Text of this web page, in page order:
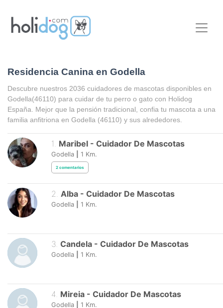
Residencia Canina en Godella
Descubre nuestros 2036 cuidadores de mascotas disponibles en
Godella(46110) para cuidar de tu perro o gato con Holidog
España. Mejor que la pensión tradicional, confia tu mascota a una
familia anfitriona en Godella (46110) y sus alrededores.
1 Maribel - Cuidador De Mascotas
Godella 1 Km.
2 comentarios
2. Alba - Cuidador De Mascotas
Godella 1 Km.
3. Candela - Cuidador De Mascotas
Godella 1 Km.
4. Mireia - Cuidador De Mascotas
Godella 1 Km.